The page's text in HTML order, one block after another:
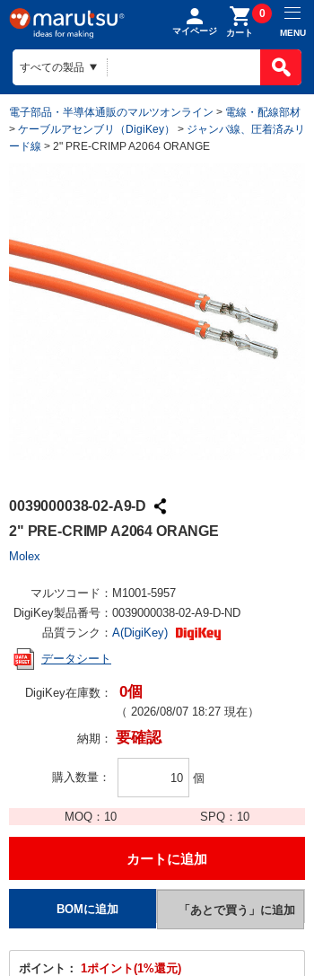
マイページ カート
0
MENU
電子部品・半導体通販のマルツオンライン > 電線・配線部材
> ケーブルアセンブリ（DigiKey） > ジャンパ線、圧着済みリ
ード線 > 2" PRE-CRIMP A2064 ORANGE
0039000038-02-A9-D
2" PRE-CRIMP A2064 ORANGE
Molex
マルツコード： M1001-5957
DigiKey製品番号： 0039000038-02-A9-D-ND
品質ランク： A(DigiKey)
データシート
DigiKey在庫数： 0個
（ 2026/08/07 18:27 現在）
納期： 要確認
購入数量 個
MOQ： 10 SPQ： 10
ポイント： 1ポイント(1%還元)